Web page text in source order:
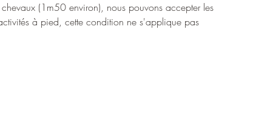
(1m50 environ), nous pouvons accepter les
à pied, cette condition ne s'applique pas